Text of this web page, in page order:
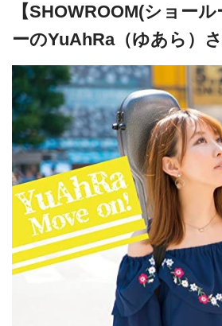
【SHOWROOM(ショー
ーのYuAhRa（ゆあら）